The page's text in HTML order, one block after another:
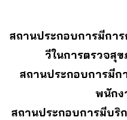
สถานประกอบการมีการ
วีในการตรวจสุ
สถานประกอบการมีก
พนักง
สถานประกอบการมีบริ